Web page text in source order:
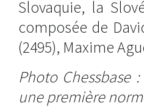
Slovaquie, la
composée de
(2495), Maxime
Photo Chessbase
une première